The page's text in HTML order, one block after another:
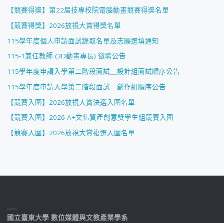
【競賽得獎】第22屆技專校院電腦動畫競賽得獎名單
【競賽得獎】2026放視大賞得獎名單
115學年度個人申請面試錄取名單及志願選填通知
115-1兼任教師 (3D動畫專長) 徵聘公告
115學年度申請入學第二階段面試＿設計組面試順序公告
115學年度申請入學第二階段面試＿創作組順序公告
【競賽入圍】2026放視大賞決選入圍名單
【競賽入圍】2026 A+文化資產創意獎學生組競賽入圍
【競賽入圍】2026放視大賞複選入圍名單
國立臺東大學 數位媒體與文教產業學系